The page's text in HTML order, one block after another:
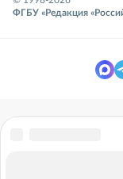
ФГБУ «Редакция